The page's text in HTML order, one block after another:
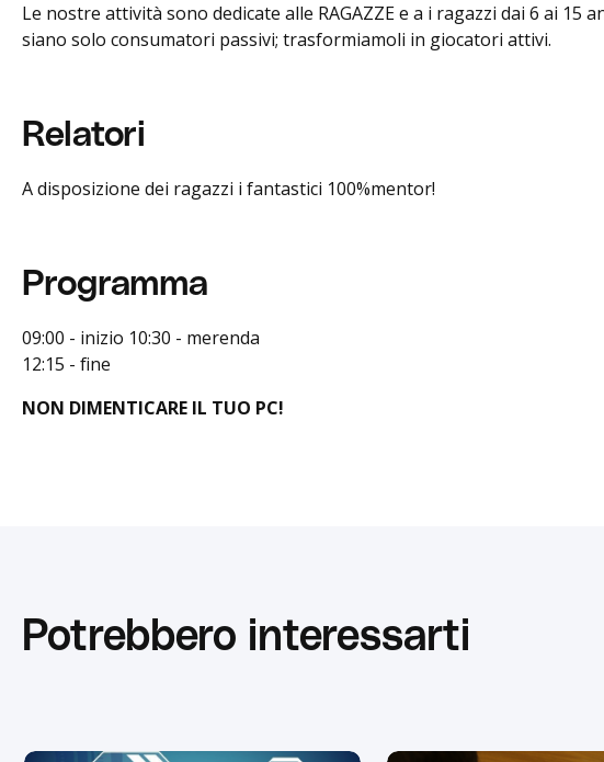
Le nostre attività sono dedicate alle RAGAZZE e a i ragazzi dai 6 ai
siano solo consumatori passivi; trasformiamoli in giocatori attivi.
Relatori
A disposizione dei ragazzi i fantastici 100%mentor!
Programma
09:00 - inizio 10:30 - merenda
12:15 - fine
NON DIMENTICARE IL TUO PC!
Potrebbero interessarti